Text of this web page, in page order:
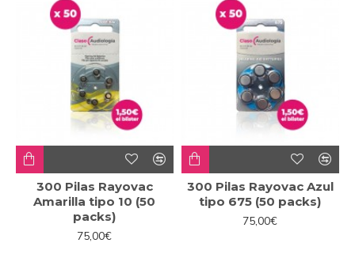
300 Pilas Rayovac
Amarilla tipo 10 (50
packs)
75,00€
300 Pilas Rayovac Azul
tipo 675 (50 packs)
75,00€